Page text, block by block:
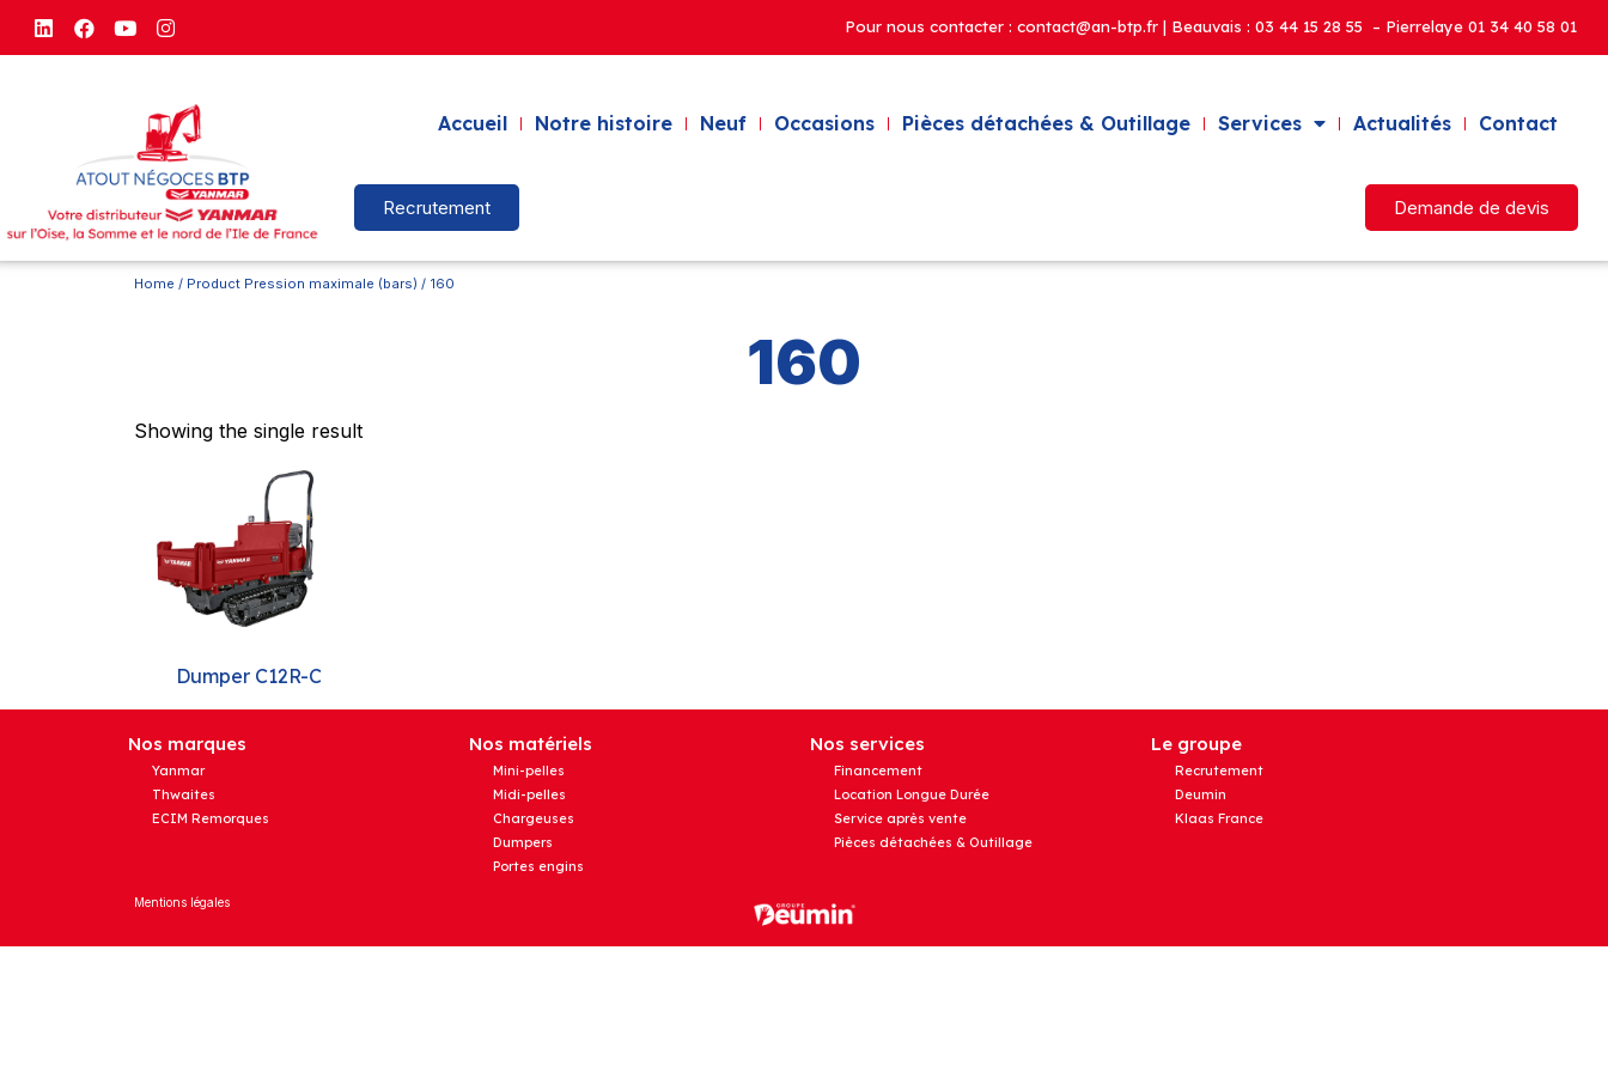
Pour nous contacter : contact@an-btp.fr | Beauvais : 03 44 15 28 55 – Pierrelaye 01 34 40 58 01
Accueil Notre histoire Neuf Occasions Pièces détachées & Outillage Services Actualités Contact
Recrutement Demande de devis
Home / Product Pression maximale (bars) / 160
160
Showing the single result
Dumper C12R-C
Nos marques
Yanmar
Thwaites
ECIM Remorques
Nos matériels
Mini-pelles
Midi-pelles
Chargeuses
Dumpers
Portes engins
Nos services
Financement
Location Longue Durée
Service après vente
Pièces détachées & Outillage
Le groupe
Recrutement
Deumin
Klaas France
Mentions légales